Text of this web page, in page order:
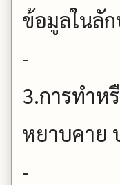
ข้อมูลในลั
-
3.การทำห
หยาบคาย
-